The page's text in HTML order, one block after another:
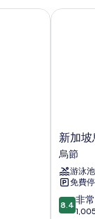
新
加
坡
烏
節
飯
店
新加
烏節
游泳池
免費
8.4
分，
8.4 非
新加坡